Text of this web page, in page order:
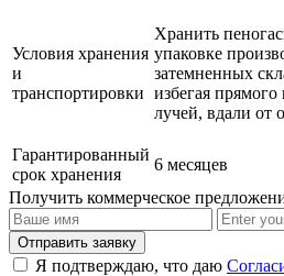
Условия хранения
и
транспортировки
Хранить
упаковке
затемненных
избегая
лучей, вдали от
Гарантированный
срок хранения
6 месяцев
Получить коммерческое
Отправить заявку
Я подтверждаю, что даю